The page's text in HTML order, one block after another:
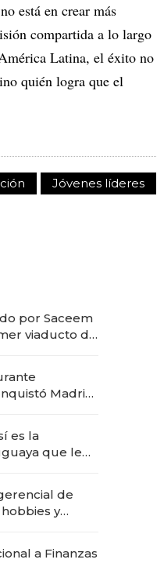
está en crear más
compartida a lo largo
Latina, el éxito no
quién logra que el
Jóvenes líderes
por Saceem
viaducto de
Madrid:
apertura
es la
que le
de
y
a Finanzas